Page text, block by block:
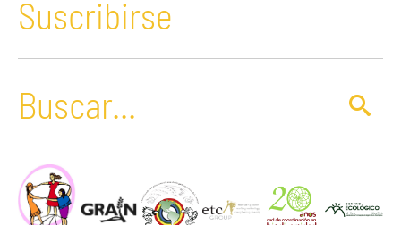
Suscribirse